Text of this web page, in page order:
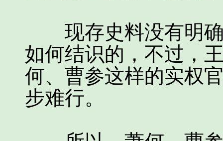
现存史料没有明确
如何结识的，不过，
何、曹参这样的实权
步难行。